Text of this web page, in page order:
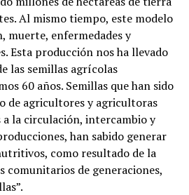
Al mismo tiempo, este modelo
muerte, enfermedades y
Esta producción nos ha llevado
las semillas agrícolas
60 años. Semillas que han sido
de agricultores y agricultoras
a la circulación, intercambio y
han sabido generar
como resultado de la
comunitarios de generaciones,